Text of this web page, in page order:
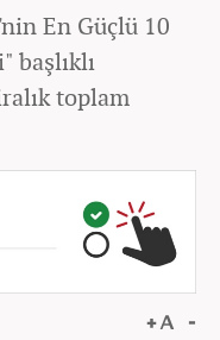
En Güçlü 10
başlıklı
toplam